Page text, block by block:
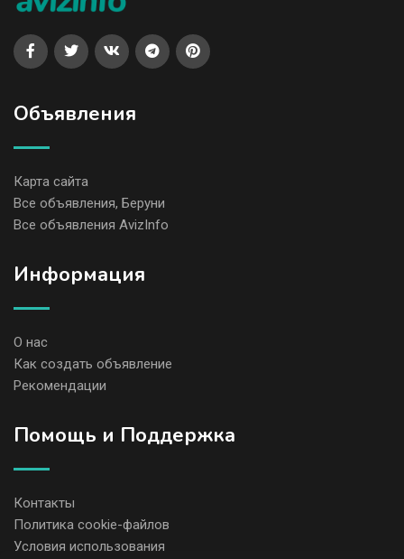
Объявления
Карта сайта
Все объявления, Беруни
Все объявления AvizInfo
Информация
О нас
Как создать объявление
Рекомендации
Помощь и Поддержка
Контакты
Политика cookie-файлов
Условия использования